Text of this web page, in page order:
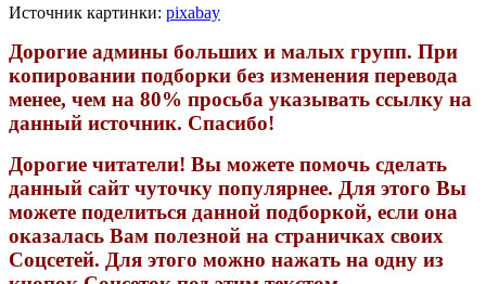
Источник картинки: pixabay
Дорогие админы больших и малых групп. При
копировании подборки без изменения перевода
менее, чем на 80% просьба указывать ссылку на
данный источник. Спасибо!
Дорогие читатели! Вы можете помочь сделать
данный сайт чуточку популярнее. Для этого Вы
можете поделиться данной подборкой, если она
оказалась Вам полезной на страничках своих
Соцсетей. Для этого можно нажать на одну из